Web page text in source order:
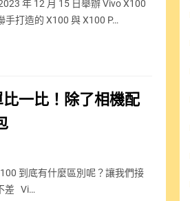
年 12 月 15 日舉辦 Vivo X100
打造的 X100 與 X100 P…
一比！除了相機配
到底有什麼區別呢？讓我們接
差 Vi…